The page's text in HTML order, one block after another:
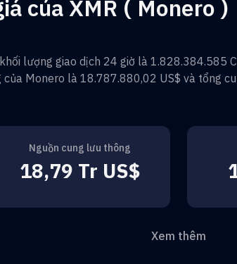
của XMR ( Monero )
lượng giao dịch 24 giờ là 1.828.384.585
của Monero là 18.787.880,02 US$ và tổng
Nguồn cung lưu thông
18,79 Tr US$
Xem thêm